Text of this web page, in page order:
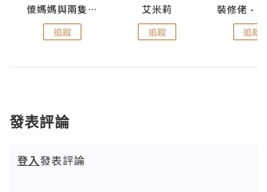
儍媽媽與兩隻小魔怪之家
追蹤
艾米莉
追蹤 追蹤
發表評論
登入發表評論